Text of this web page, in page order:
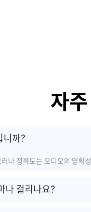
자
니까?
나 정확도는 오디오의 명확
나 걸리나요?